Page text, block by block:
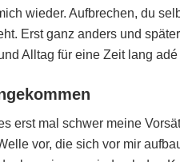
wieder. Aufbrechen, du
Erst ganz anders und
Alltag für eine Zeit lang
erst mal schwer meine
vor, die sich vor mir